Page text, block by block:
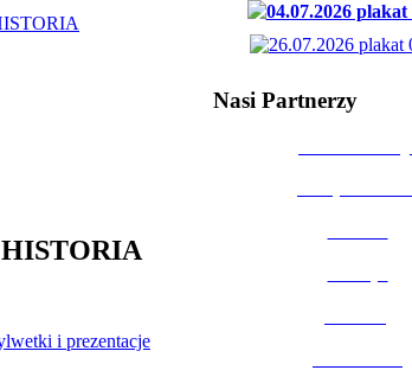
HISTORIA
Nasi Partnerzy